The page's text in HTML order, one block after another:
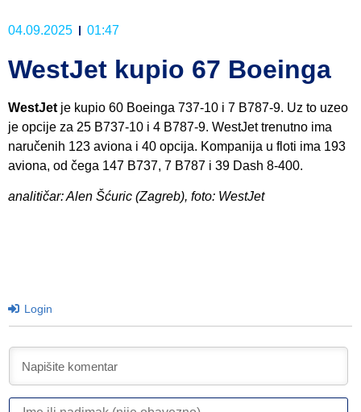
04.09.2025 01:47
WestJet kupio 67 Boeinga
WestJet je kupio 60 Boeinga 737-10 i 7 B787-9. Uz to uzeo
je opcije za 25 B737-10 i 4 B787-9. WestJet trenutno ima
naručenih 123 aviona i 40 opcija. Kompanija u floti ima 193
aviona, od čega 147 B737, 7 B787 i 39 Dash 8-400.
analitičar: Alen Šćuric (Zagreb), foto: WestJet
Login